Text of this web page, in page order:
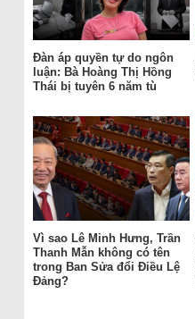
Đàn áp quyền tự do ngôn
luận: Bà Hoàng Thị Hồng
Thái bị tuyên 6 năm tù
Vì sao Lê Minh Hưng, Trần
Thanh Mẫn không có tên
trong Ban Sửa đổi Điều Lệ
Đảng?